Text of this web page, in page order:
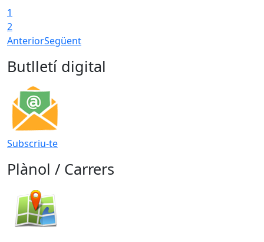
1
2
AnteriorSegüent
Butlletí digital
Subscriu-te
Plànol / Carrers